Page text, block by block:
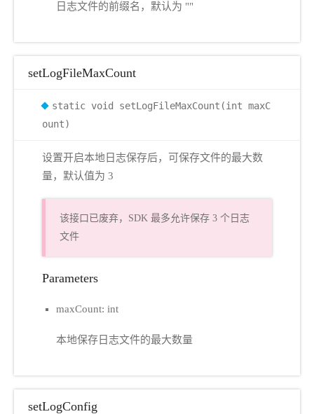
日志文件的前缀名，默认为 ""
setLogFileMaxCount
static void setLogFileMaxCount(int maxC
ount)
设置开启本地日志保存后，可保存文件的最大数
量，默认值为 3
该接口已废弃，SDK 最多允许保存 3 个日志
文件
Parameters
maxCount: int
本地保存日志文件的最大数量
setLogConfig